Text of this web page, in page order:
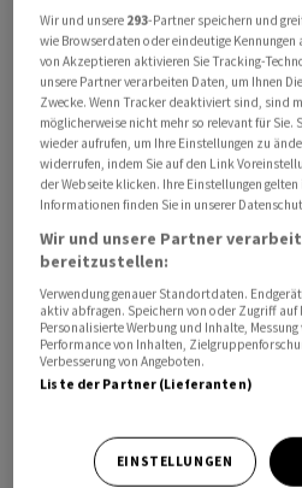
Im Podcast"HZ Insights"
und Handelszeitung-
Carmen Schirm-Gasser über
Geschäft läuft sehr gut für die
müssen allerdings wegen des
Wartezeiten in Kauf nehmen.
Doch wie geht es in der
Corona-Effekt anhalten und
in die Anleger und
von dem Aufschwung zu
Privatanleger zu haben, die
Wir und unsere 293-Partner speichern und
wie Browserdaten oder eindeutige
von Akzeptieren aktivieren Sie Tracking-
unsere Partner verarbeiten Daten, um Ihnen
Zwecke. Wenn Tracker deaktiviert sind, sind
möglicherweise nicht mehr so relevant für Sie.
wieder aufrufen, um Ihre Einstellungen zu
widerrufen, indem Sie auf den Link
der Webseite klicken. Ihre Einstellungen
Informationen finden Sie in unserer
Wir und unsere Partner
bereitzustellen:
Verwendung genauer Standortdaten.
aktiv abfragen. Speichern von oder Zugriff
Personalisierte Werbung und Inhalte,
Performance von Inhalten,
Verbesserung von Angeboten.
Liste der Partner (Lieferanten)
EINSTELLUNGEN